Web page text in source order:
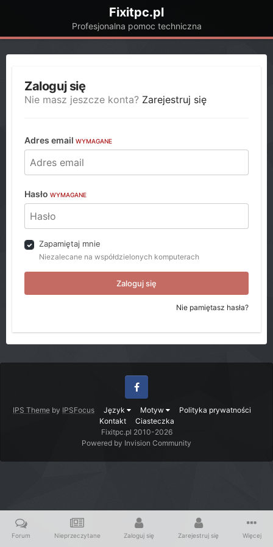
Fixitpc.pl
Profesjonalna pomoc techniczna
Zaloguj się
Nie masz jeszcze konta? Zarejestruj się
Adres email WYMAGANE
Hasło WYMAGANE
Zapamiętaj mnie
Niezalecane na współdzielonych komputerach
Zaloguj się
Nie pamiętasz hasła?
IPS Theme by IPSFocus Język Motyw
Polityka prywatności
Kontakt
Ciasteczka
Facebook
Fixitpc.pl 2010-2026
Powered by Invision Community
Forum Nieprzeczytane Zaloguj się Zarejestruj się Więcej